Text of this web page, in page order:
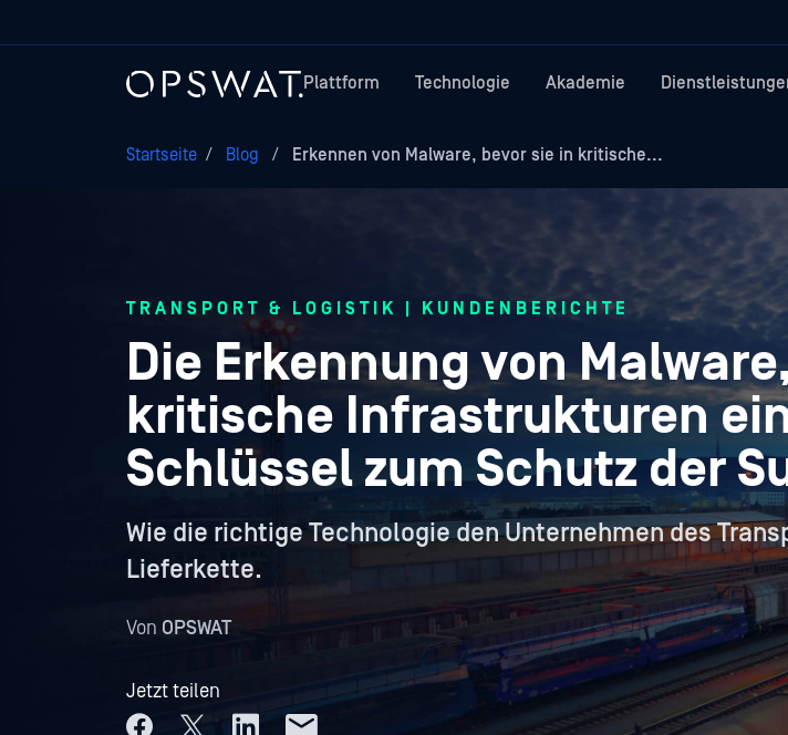
Plattform Technologie Akademie
Startseite / Blog / Erkennen von Malware, bevor sie in kritische...
TRANSPORT & LOGISTIK | KUNDENBERICHTE
Die Erkennung von
kritische Infrastrukturen
Schlüssel zum Schutz der
Wie die richtige Technologie den Unternehmen des
Lieferkette.
Von OPSWAT
Jetzt teilen